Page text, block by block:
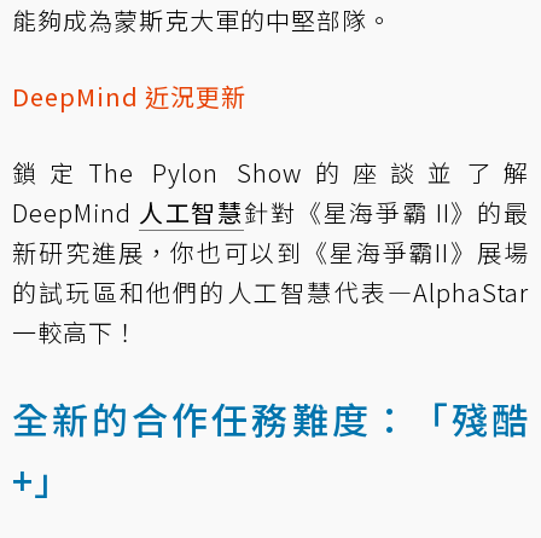
能夠成為蒙斯克大軍的中堅部隊。
DeepMind 近況更新
鎖定The Pylon Show的座談並了解
DeepMind 人工智慧針對《星海爭霸 II》的最
新研究進展，你也可以到《星海爭霸II》展場
的試玩區和他們的人工智慧代表—AlphaStar
一較高下！
全新的合作任務難度：「殘酷
+」